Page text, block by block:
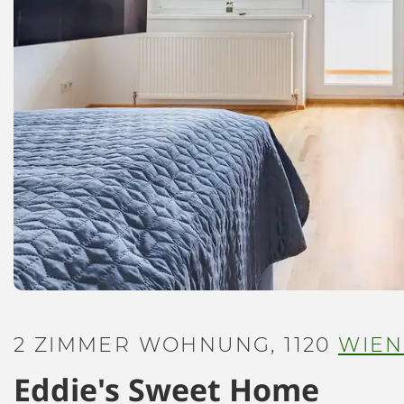
2 ZIMMER WOHNUNG, 1120 WIEN
Eddie's Sweet Home